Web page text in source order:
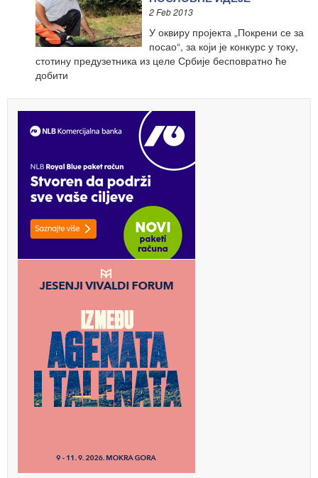
2 Feb 2013
У оквиру пројекта „Покрени се за
посао“, за који је конкурс у току,
стотину предузетника из целе Србије бесповратно ће
добити